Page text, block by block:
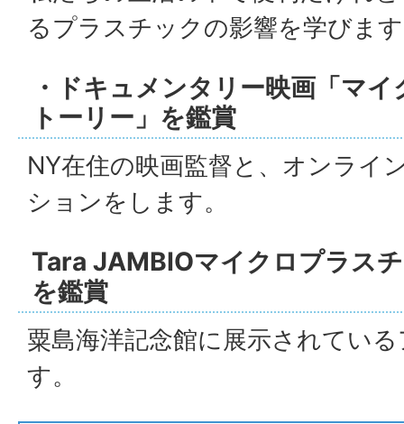
るプラスチックの影響を学びま
・ドキュメンタリー映画「マ
トーリー」を鑑賞
NY在住の映画監督と、オンライ
ションをします。
Tara JAMBIOマイクロプラス
を鑑賞
粟島海洋記念館に展示されてい
す。